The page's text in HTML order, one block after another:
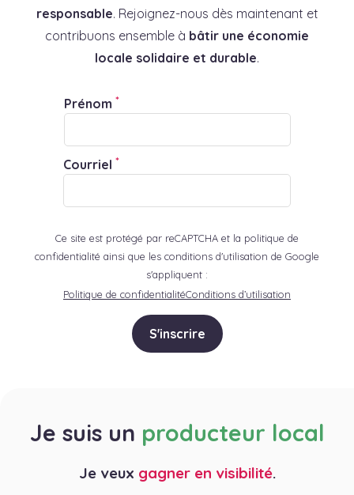
responsable. Rejoignez-nous dès maintenant et
contribuons ensemble à bâtir une économie
locale solidaire et durable.
Prénom *
Courriel *
Ce site est protégé par reCAPTCHA et la politique de
confidentialité ainsi que les conditions d'utilisation de Google
s'appliquent :
Politique de confidentialitéConditions d’utilisation
S'inscrire
Je suis un producteur local
Je veux gagner en visibilité.